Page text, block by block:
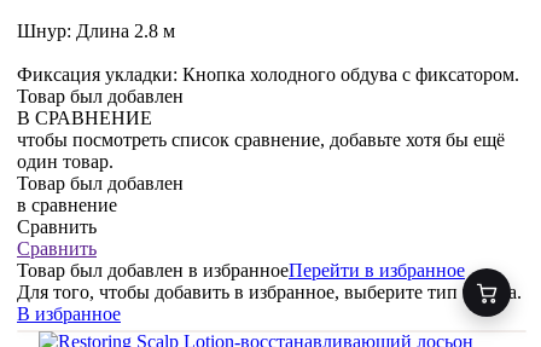
Шнур: Длина 2.8 м
Фиксация укладки: Кнопка холодного обдува с фиксатором.
Товар был добавлен
В СРАВНЕНИЕ
чтобы посмотреть список сравнение, добавьте хотя бы ещё
один товар.
Товар был добавлен
в сравнение
Сравнить
Сравнить
Товар был добавлен в избранноеПерейти в избранное
Для того, чтобы добавить в избранное, выберите тип товара.
В избранное